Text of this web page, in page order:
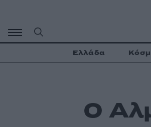
περιεχόμενο
Ελλάδα
Ο